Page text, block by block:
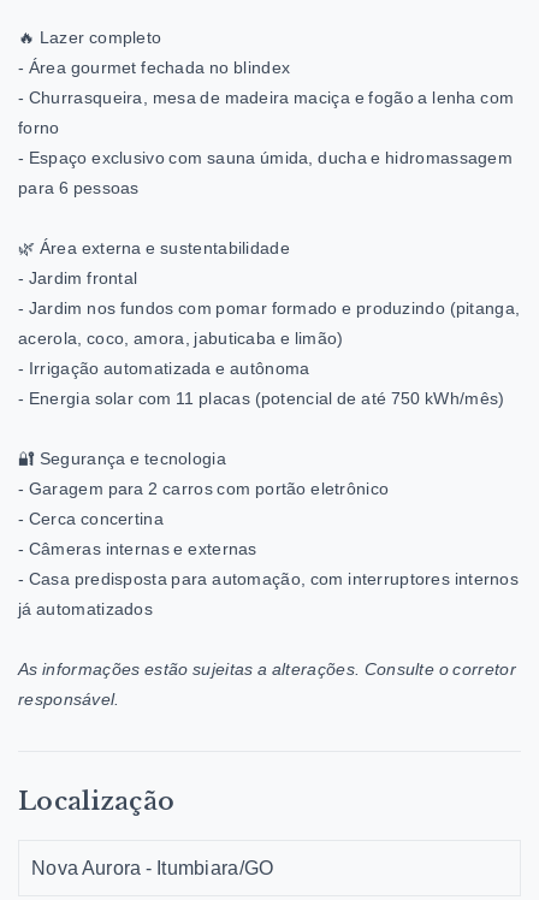
🔥 Lazer completo
- Área gourmet fechada no blindex
- Churrasqueira, mesa de madeira maciça e fogão a lenha com
forno
- Espaço exclusivo com sauna úmida, ducha e hidromassagem
para 6 pessoas
🌿 Área externa e sustentabilidade
- Jardim frontal
- Jardim nos fundos com pomar formado e produzindo (pitanga,
acerola, coco, amora, jabuticaba e limão)
- Irrigação automatizada e autônoma
- Energia solar com 11 placas (potencial de até 750 kWh/mês)
🔐 Segurança e tecnologia
- Garagem para 2 carros com portão eletrônico
- Cerca concertina
- Câmeras internas e externas
- Casa predisposta para automação, com interruptores internos
já automatizados
As informações estão sujeitas a alterações. Consulte o corretor
responsável.
Localização
Nova Aurora - Itumbiara/GO